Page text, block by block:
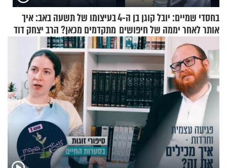
בחסדי שמיים: יובל קוגן בן ה-4
אותר לאחר יממה של חיפושים
בעיצומו של תשעה באב: איך
מתקדמים מכאן? הרב יצחק דוד
גרוסמן בשיחה מיוחדת